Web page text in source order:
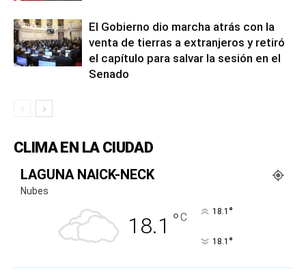
El Gobierno dio marcha atrás con la
venta de tierras a extranjeros y retiró
el capítulo para salvar la sesión en el
Senado
CLIMA EN LA CIUDAD
LAGUNA NAICK-NECK
Nubes
18.1 °C 18.1 °
18.1 °